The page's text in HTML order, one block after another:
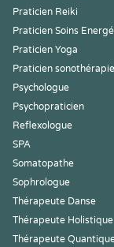
Praticien Reiki
Praticien Soins
Praticien Yoga
Praticien sonothérapie
Psychologue
Psychopraticien
Reflexologue
SPA
Somatopathe
Sophrologue
Thérapeute Danse
Thérapeute Holistique
Thérapeute